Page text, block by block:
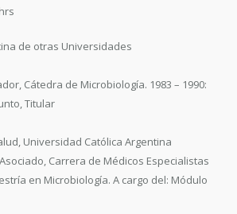
de otras Universidades
Cátedra de Microbiología. 1983 – 1990:
Titular
Universidad Católica Argentina
Carrera de Médicos Especialistas
en Microbiología. A cargo del: Módulo